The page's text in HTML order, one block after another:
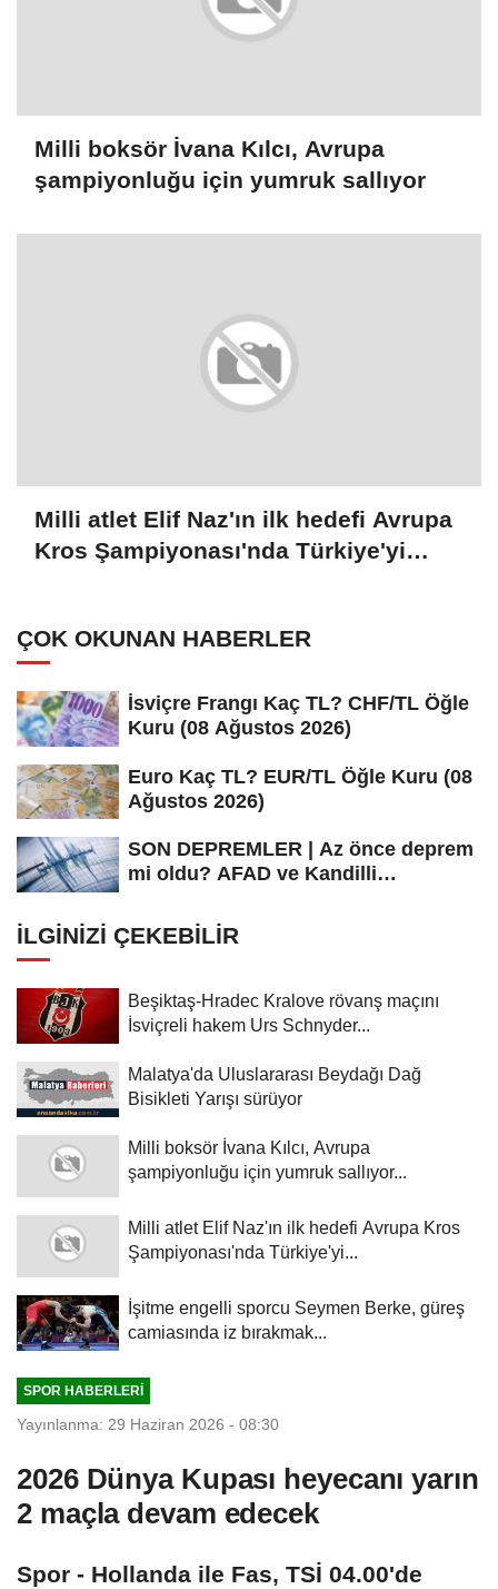
Milli boksör İvana Kılcı, Avrupa
şampiyonluğu için yumruk sallıyor
Milli atlet Elif Naz'ın ilk hedefi Avrupa
Kros Şampiyonası'nda Türkiye'yi
ÇOK OKUNAN HABERLER
İsviçre Frangı Kaç TL? CHF/TL Öğle
Kuru (08 Ağustos 2026)
Euro Kaç TL? EUR/TL Öğle Kuru (08
Ağustos 2026)
SON DEPREMLER | Az önce deprem
mi oldu? AFAD ve Kandilli
İLGINIZI ÇEKEBILIR
Beşiktaş-Hradec Kralove rövanş maçını
İsviçreli hakem Urs Schnyder...
Malatya'da Uluslararası Beydağı Dağ
Bisikleti Yarışı sürüyor
Milli boksör İvana Kılcı, Avrupa
şampiyonluğu için yumruk sallıyor...
Milli atlet Elif Naz'ın ilk hedefi Avrupa Kros
Şampiyonası'nda Türkiye'yi...
İşitme engelli sporcu Seymen Berke, güreş
camiasında iz bırakmak...
SPOR HABERLERI
Yayınlanma: 29 Haziran 2026 - 08:30
2026 Dünya Kupası heyecanı yarın
2 maçla devam edecek
Spor - Hollanda ile Fas, TSİ 04.00'de